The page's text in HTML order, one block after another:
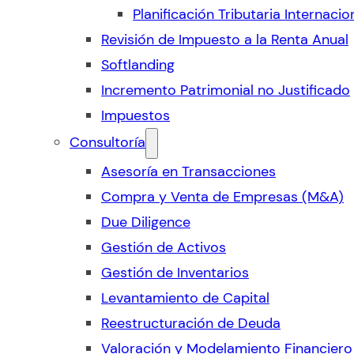
Planificación Tributaria
Revisión de Impuesto a la Renta Anual
Softlanding
Incremento Patrimonial no Justificado
Impuestos
Consultoría
Asesoría en Transacciones
Compra y Venta de Empresas (M&A)
Due Diligence
Gestión de Activos
Gestión de Inventarios
Levantamiento de Capital
Reestructuración de Deuda
Valoración y Modelamiento Financiero